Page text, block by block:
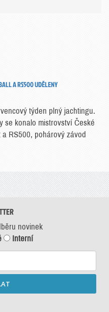
A RS500 UDĚLENY
týden plný jachtingu.
se konalo mistrovství České
RS500, pohárový závod
novinek
Interní